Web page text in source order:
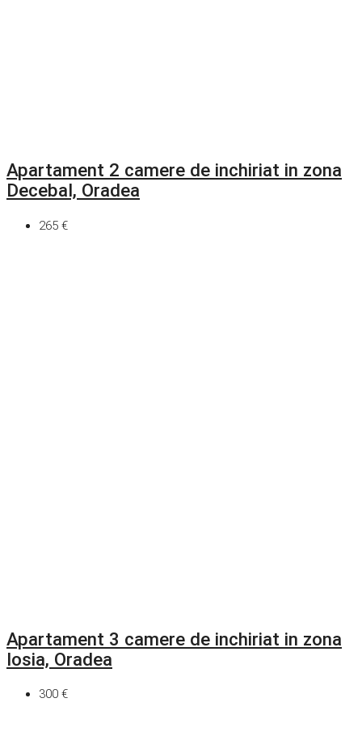
Apartament 2 camere de inchiriat in zona
Decebal, Oradea
265 €
Apartament 3 camere de inchiriat in zona
Iosia, Oradea
300 €